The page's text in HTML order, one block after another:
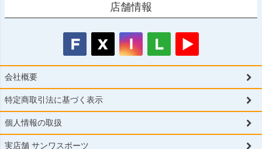
店舗情報
会社概要
特定商取引法に基づく表示
個人情報の取扱
実店舗 サンワスポーツ